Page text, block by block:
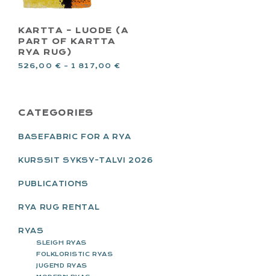
KARTTA – LUODE (A
PART OF KARTTA
RYA RUG)
526,00 € – 1 817,00 €
PRIMARY
SIDEBAR
CATEGORIES
BASEFABRIC FOR A RYA
KURSSIT SYKSY-TALVI 2026
PUBLICATIONS
RYA RUG RENTAL
RYAS
SLEIGH RYAS
FOLKLORISTIC RYAS
JUGEND RYAS